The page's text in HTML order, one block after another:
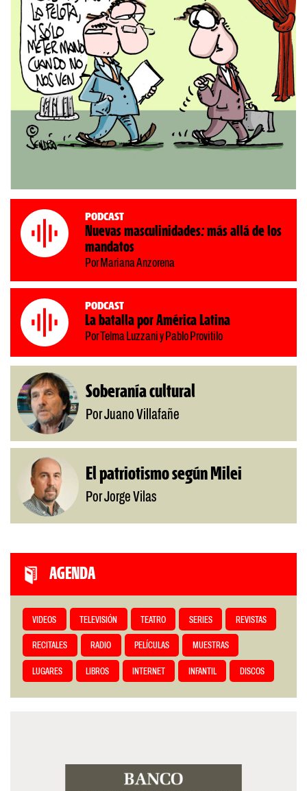
Podcast
Nuevas masculinidades: más allá de los
mandatos
Por Mariana Anzorena
Podcast
La batalla por América Latina
Por Telma Luzzani y Pablo Provitilo
Soberanía cultural
Por Juano Villafañe
El patriotismo según Milei
Por Jorge Vilas
AGENDA
VIDEOS TELEVISIÓN TEATRO SERIES REVISTAS
RECITALES RADIO PELÍCULAS MUESTRAS
LUGARES LIBROS INTERNET INFANTIL DISCOS